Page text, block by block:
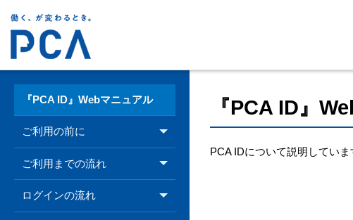
『PCA ID』Webマニュアル
ご利用の前に
ご利用までの流れ
ログインの流れ
『PCA ID』
PCA IDについて説明していま